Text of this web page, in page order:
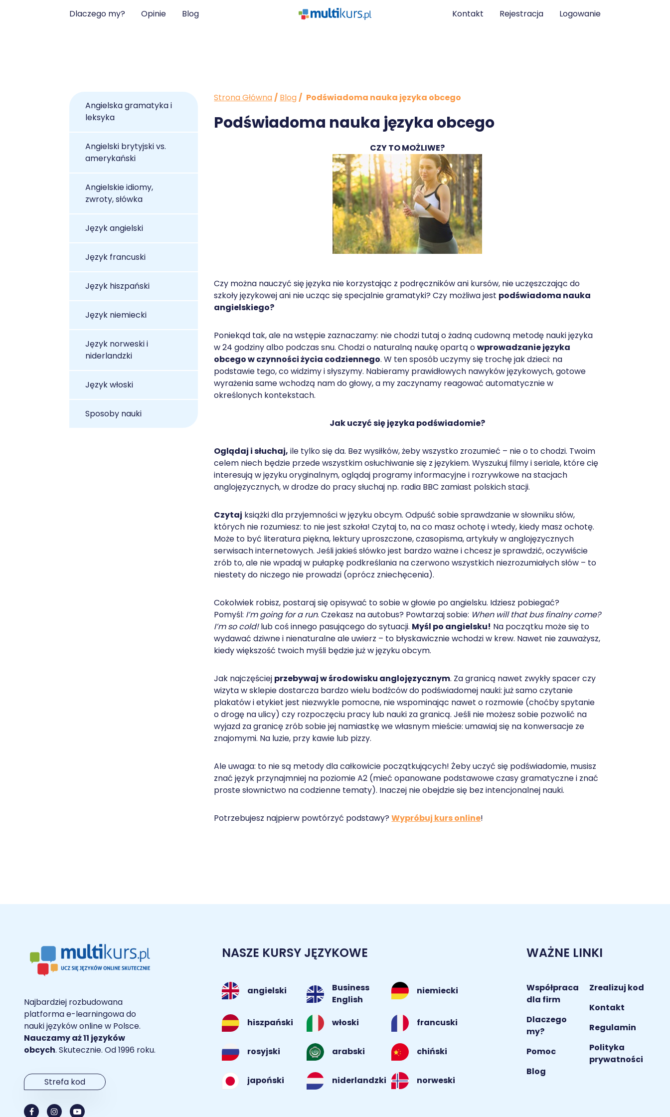
Dlaczego my? Opinie Blog Kontakt Rejestracja Logowanie
Angielska gramatyka i
leksyka
Angielski brytyjski vs.
amerykański
Angielskie idiomy,
zwroty, słówka
Język angielski
Język francuski
Język hiszpański
Język niemiecki
Język norweski i
niderlandzki
Język włoski
Sposoby nauki
Strona Główna/ Blog/ Podświadoma nauka języka obcego
Podświadoma nauka języka obcego
CZY TO MOŻLIWE?
Czy można nauczyć się języka nie korzystając z podręczników ani kursów, nie uczęszczając do
szkoły językowej ani nie ucząc się specjalnie gramatyki? Czy możliwa jest podświadoma nauka
angielskiego?
Poniekąd tak, ale na wstępie zaznaczamy: nie chodzi tutaj o żadną cudowną metodę nauki języka
w 24 godziny albo podczas snu. Chodzi o naturalną naukę opartą owprowadzanie języka
obcego w czynności życia codziennego. W ten sposób uczymy się trochę jak dzieci: na
podstawie tego, co widzimy i słyszymy. Nabieramy prawidłowych nawyków językowych, gotowe
wyrażenia same wchodzą nam do głowy, a my zaczynamy reagować automatycznie w
określonych kontekstach.
Jak uczyć się języka podświadomie?
Oglądaj i słuchaj, ile tylko się da. Bez wysiłków, żeby wszystko zrozumieć – nie o to chodzi. Twoim
celem niech będzie przede wszystkim osłuchiwanie się z językiem. Wyszukuj filmy i seriale, które cię
interesują w języku oryginalnym, oglądaj programy informacyjne i rozrywkowe na stacjach
anglojęzycznych, w drodze do pracy słuchaj np. radia BBC zamiast polskich stacji.
Czytaj książki dla przyjemności w języku obcym. Odpuść sobie sprawdzanie w słowniku słów,
których nie rozumiesz: to nie jest szkoła! Czytaj to, na co masz ochotę i wtedy, kiedy masz ochotę.
Może to być literatura piękna, lektury uproszczone, czasopisma, artykuły w anglojęzycznych
serwisach internetowych. Jeśli jakieś słówko jest bardzo ważne i chcesz je sprawdzić, oczywiście
zrób to, ale nie wpadaj w pułapkę podkreślania na czerwono wszystkich niezrozumiałych słów – to
niestety do niczego nie prowadzi (oprócz zniechęcenia).
Cokolwiek robisz, postaraj się opisywać to sobie w głowie po angielsku. Idziesz pobiegać?
Pomyśl: I’m going for a run. Czekasz na autobus? Powtarzaj sobie: When will that bus finalny come?
I’m so cold!lub coś innego pasującego do sytuacji. Myśl po angielsku! Na początku może się to
wydawać dziwne i nienaturalne ale uwierz – to błyskawicznie wchodzi w krew. Nawet nie zauważysz,
kiedy większość twoich myśli będzie już w języku obcym.
Jak najczęściej przebywaj w środowisku anglojęzycznym. Za granicą nawet zwykły spacer czy
wizyta w sklepie dostarcza bardzo wielu bodźców do podświadomej nauki: już samo czytanie
plakatów i etykiet jest niezwykle pomocne, nie wspominając nawet o rozmowie (choćby spytanie
o drogę na ulicy) czy rozpoczęciu pracy lub nauki za granicą. Jeśli nie możesz sobie pozwolić na
wyjazd za granicę zrób sobie jej namiastkę we własnym mieście: umawiaj się na konwersacje ze
znajomymi. Na luzie, przy kawie lub pizzy.
Ale uwaga: to nie są metody dla całkowicie początkujących! Żeby uczyć się podświadomie, musisz
znać język przynajmniej na poziomie A2 (mieć opanowane podstawowe czasy gramatyczne i znać
proste słownictwo na codzienne tematy). Inaczej nie obejdzie się bez intencjonalnej nauki.
Potrzebujesz najpierw powtórzyć podstawy?Wypróbuj kurs online!
Najbardziej rozbudowana
platforma e-learningowa do
nauki języków online w Polsce.
Nauczamy aż 11 języków
obcych. Skutecznie. Od 1996 roku.
Strefa kod
NASZE KURSY JĘZYKOWE
angielski
Business
English
niemiecki
hiszpański włoski francuski
rosyjski arabski chiński
japoński niderlandzki norweski
WAŻNE LINKI
Współpraca
dla firm
Dlaczego
my?
Pomoc
Blog
Zrealizuj kod
Kontakt
Regulamin
Polityka
prywatności